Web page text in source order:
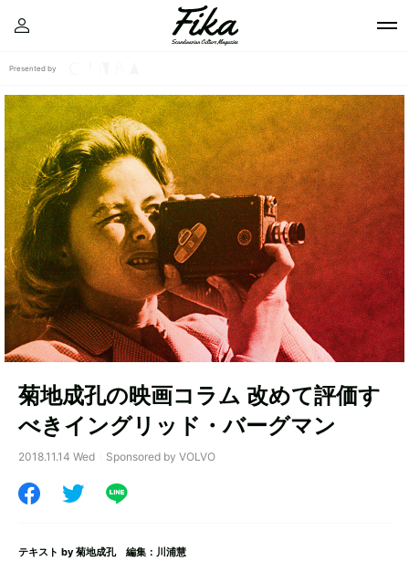
Presented by
菊地成孔の映画コラム 改めて評価す
べきイングリッド・バーグマン
2018.11.14 Wed Sponsored by VOLVO
テキスト by 菊地成孔編集：川浦慧